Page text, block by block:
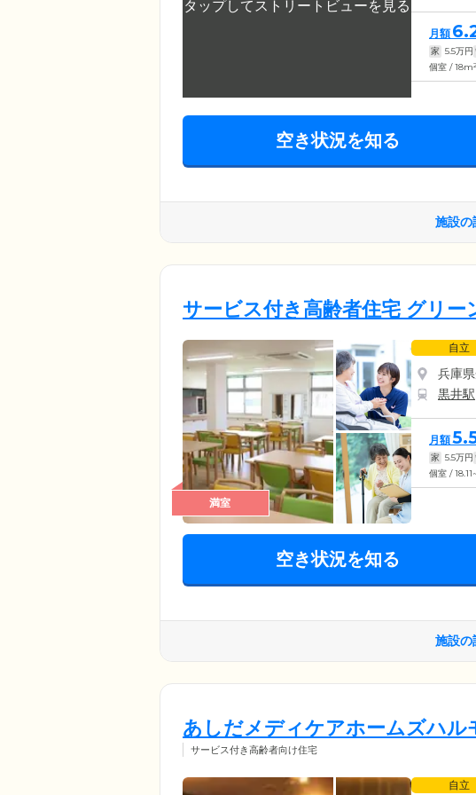
月額
家 5.5万円
個室 / 18m2
空き状況を知る
施設の
サービス付き高齢者住宅 グリー
満室
自立
兵庫
黒井駅
月額
家 5.5万円
個室 /
空き状況を知る
施設の
あしだメディケアホームズハル
サービス付き高齢者向け住宅
自立